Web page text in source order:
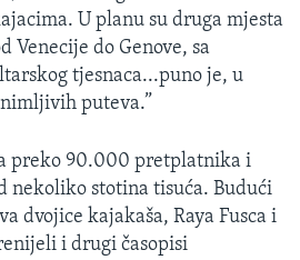
U planu su druga mjesta
Venecije do Genove, sa
tjesnaca...puno je, u
puteva.”
preko 90.000 pretplatnika i
nekoliko stotina tisuća. Budući
dvojice kajakaša, Raya Fusca i
i drugi časopisi